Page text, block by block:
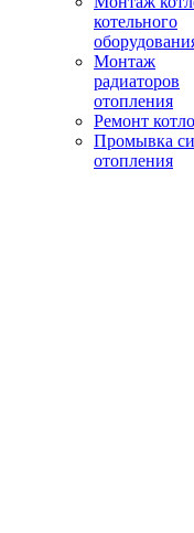
котельного
Монтаж
радиаторов
отопления
Ремонт
Промывка
отопления